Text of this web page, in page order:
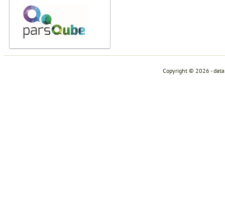
Copyright © 2026 -